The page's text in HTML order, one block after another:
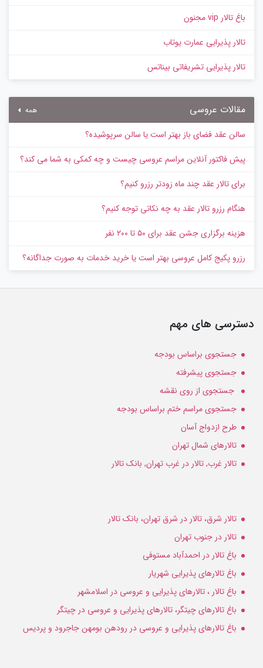
باغ تالار vip مجنون
تالار پذیرایی عمارت یوتاب
تالار پذیرایی تشریفاتی بیناتس
مقالات عروسی همه
سالن عقد فضای باز بهتر است یا سالن سرپوشیده؟
پیش‌ فاکتور آنلاین مراسم عروسی چیست و چه کمکی به شما می کند؟
برای تالار عقد چند ماه زودتر رزرو کنیم؟
هنگام رزرو تالار عقد به چه نکاتی توجه کنیم؟
هزینه برگزاری جشن عقد برای ۵۰ تا ۲۰۰ نفر
رزرو پکیج کامل عروسی بهتر است یا خرید خدمات به‌ صورت جداگانه؟
دسترسی های مهم
جستجوی براساس بودجه
جستجوی پیشرفته
جستجوی از روی نقشه
جستجوی مراسم ختم براساس بودجه
طرح ازدواج آسان
تالارهای شمال تهران
تالار غرب, تالار در غرب تهران, بانک تالار
تالار شرق، تالار در شرق تهران، بانک تالار
تالار در جنوب تهران
باغ تالار در احمدآباد مستوفی
باغ تالارهای پذیرایی شهریار
باغ تالار ، تالارهای پذیرایی و عروسی در اسلامشهر
باغ تالارهای چیتگر، تالارهای پذیرایی و عروسی در چیتگر
باغ تالارهای پذیرایی و عروسی در رودهن بومهن جاجرود و پردیس